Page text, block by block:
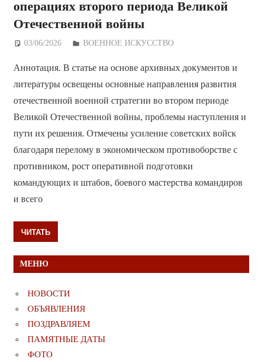
операциях второго периода Великой
Отечественной войны
03/06/2026 Дежурный по Редакции
ВОЕННОЕ ИСКУССТВО
Аннотация. В статье на основе архивных документов и
литературы освещены основные направления развития
отечественной военной стратегии во втором периоде
Великой Отечественной войны, проблемы наступления и
пути их решения. Отмечены усиление советских войск
благодаря перелому в экономическом противоборстве с
противником, рост оперативной подготовки
командующих и штабов, боевого мастерства командиров
и всего
ЧИТАТЬ
МЕНЮ
НОВОСТИ
ОБЪЯВЛЕНИЯ
ПОЗДРАВЛЯЕМ
ПАМЯТНЫЕ ДАТЫ
ФОТО